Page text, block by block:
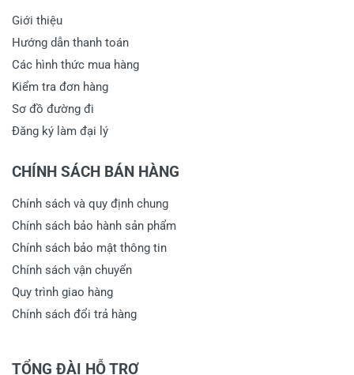
Giới thiệu
Hướng dẫn thanh toán
Các hình thức mua hàng
Kiểm tra đơn hàng
Sơ đồ đường đi
Đăng ký làm đại lý
CHÍNH SÁCH BÁN HÀNG
Chính sách và quy định chung
Chính sách bảo hành sản phẩm
Chính sách bảo mật thông tin
Chính sách vận chuyển
Quy trình giao hàng
Chính sách đổi trả hàng
TỔNG ĐÀI HỖ TRỢ